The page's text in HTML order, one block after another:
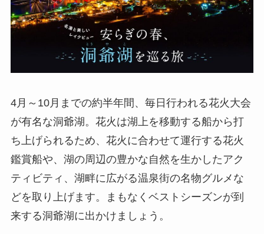
4月～10月までの約半年間、毎日行われる花火大会
が有名な洞爺湖。花火は湖上を移動する船から打
ち上げられるため、花火に合わせて運行する花火
鑑賞船や、湖の周辺の豊かな自然を生かしたアク
ティビティ、湖畔に広がる温泉街の名物グルメな
どを取り上げます。まもなくベストシーズンが到
来する洞爺湖に出かけましょう。